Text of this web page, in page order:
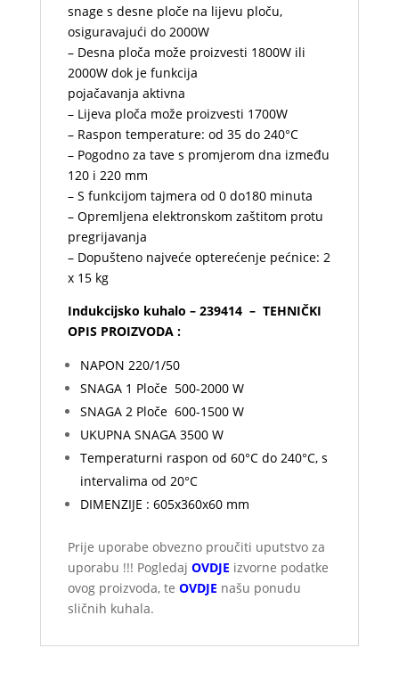
snage s desne ploče na lijevu ploču,
osiguravajući do 2000W
– Desna ploča može proizvesti 1800W ili
2000W dok je funkcija
pojačavanja aktivna
– Lijeva ploča može proizvesti 1700W
– Raspon temperature: od 35 do 240°C
– Pogodno za tave s promjerom dna između
120 i 220 mm
– S funkcijom tajmera od 0 do180 minuta
– Opremljena elektronskom zaštitom protu
pregrijavanja
– Dopušteno najveće opterećenje pećnice: 2
x 15 kg
Indukcijsko kuhalo – 239414 – TEHNIČKI
OPIS PROIZVODA :
NAPON 220/1/50
SNAGA 1 Ploče 500-2000 W
SNAGA 2 Ploče 600-1500 W
UKUPNA SNAGA 3500 W
Temperaturni raspon od 60°C do 240°C, s
intervalima od 20°C
DIMENZIJE : 605x360x60 mm
Prije uporabe obvezno proučiti uputstvo za
uporabu !!! Pogledaj OVDJE izvorne podatke
ovog proizvoda, te OVDJE našu ponudu
sličnih kuhala.